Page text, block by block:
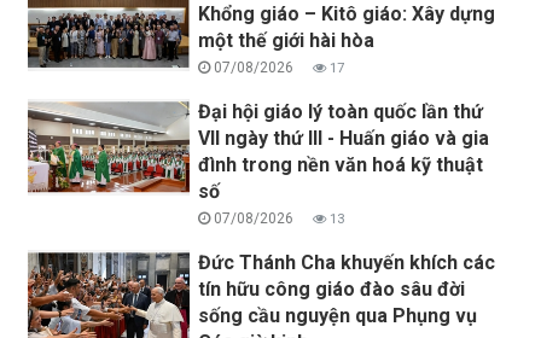
Khổng giáo – Kitô giáo: Xây dựng
một thế giới hài hòa
07/08/2026 17
Đại hội giáo lý toàn quốc lần thứ
VII ngày thứ III - Huấn giáo và gia
đình trong nền văn hoá kỹ thuật
số
07/08/2026 13
Đức Thánh Cha khuyến khích các
tín hữu công giáo đào sâu đời
sống cầu nguyện qua Phụng vụ